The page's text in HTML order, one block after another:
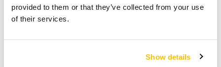
provided to them or that they’ve collected from your use
of their services.
Show details
ASISTENȚĂ PENTRU UNELTE, SFATURI PENTRU AUTOSERVIRE